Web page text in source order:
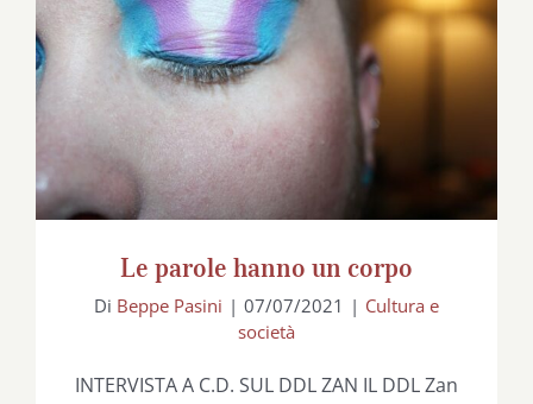
Le parole hanno un corpo
Le parole hanno un corpo
Di Beppe Pasini | 07/07/2021 | Cultura e
società
INTERVISTA A C.D. SUL DDL ZAN IL DDL Zan